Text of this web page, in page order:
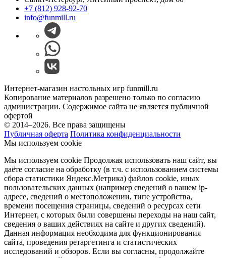
+7 (812) 928-92-70
info@funmill.ru
Интернет-магазин настольных игр funmill.ru
Копирование материалов разрешено только по согласию
администрации. Содержимое сайта не является публичной
офертой
© 2014–2026. Все права защищены
Публичная оферта Политика конфиденциальности
Мы используем cookie
Мы используем cookie Продолжая использовать наш cайт, вы
даёте согласие на обработку (в т.ч. с использованием системы
сбора статистики Яндекс.Метрика) файлов cookie, иных
пользовательских данных (например сведений о вашем ip-
адресе, сведений о местоположении, типе устройства,
времени посещения страницы, сведений о ресурсах сети
Интернет, с которых были совершены переходы на наш сайт,
сведения о ваших действиях на сайте и других сведений).
Данная информация необходима для функционирования
сайта, проведения ретаргетинга и статистических
исследований и обзоров. Если вы согласны, продолжайте